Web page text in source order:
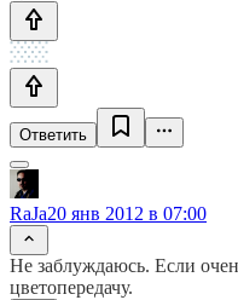
Ответить
RaJa20 янв 2012 в 07:00
Не заблуждаюсь. Если
цветопередачу.